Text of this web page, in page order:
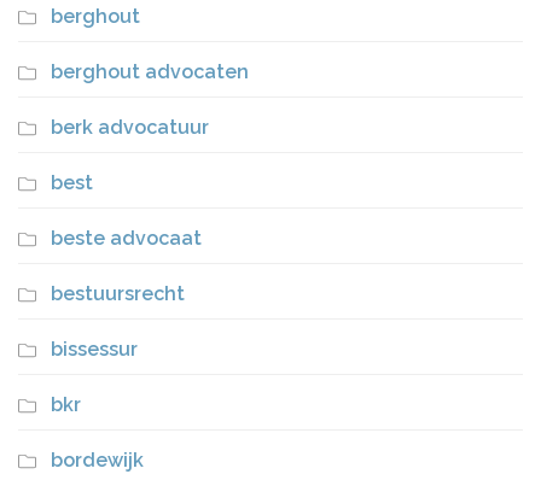
berghout
berghout advocaten
berk advocatuur
best
beste advocaat
bestuursrecht
bissessur
bkr
bordewijk